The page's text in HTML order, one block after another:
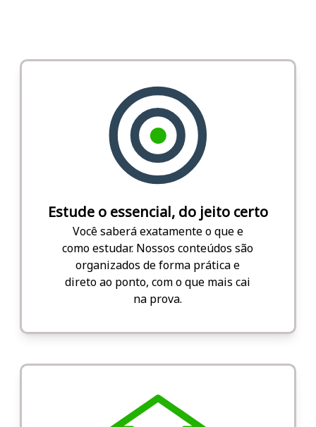
Estude o essencial, do jeito certo
Você saberá exatamente o que e
como estudar. Nossos conteúdos são
organizados de forma prática e
direto ao ponto, com o que mais cai
na prova.